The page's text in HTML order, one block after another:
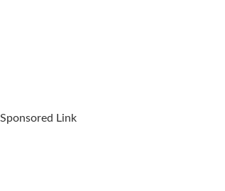
Sponsored Link